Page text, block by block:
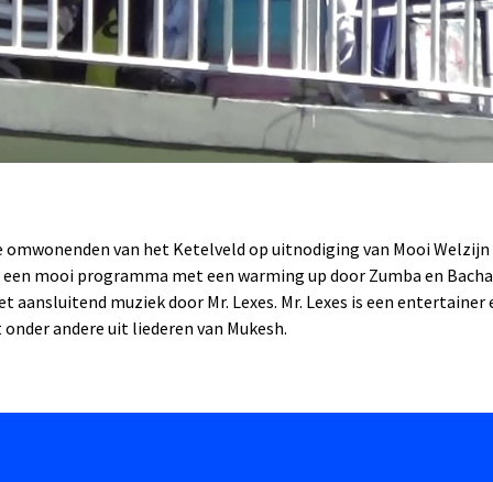
omwonenden van het Ketelveld op uitnodiging van Mooi
een mooi programma met een warming up door Zumba en
aansluitend muziek door Mr. Lexes. Mr. Lexes is een
andere uit liederen van Mukesh.